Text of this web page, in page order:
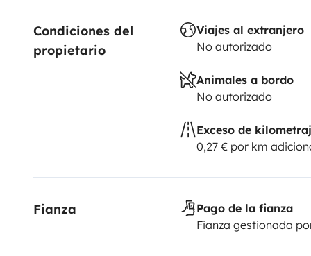
Condiciones del
propietario
Viajes al extranjero
No autorizado
Animales a bordo
No autorizado
Exceso de
0,27 € por km
Fianza
Pago de la fianza
Fianza gestionada